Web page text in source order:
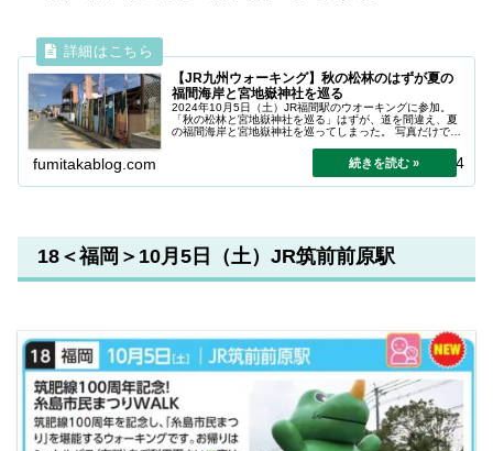
【JR九州ウォーキング】秋の松林のはずが夏の
福間海岸と宮地嶽神社を巡る
2024年10月5日（土）JR福間駅のウオーキングに参加。
「秋の松林と宮地嶽神社を巡る」はずが、道を間違え、夏
の福間海岸と宮地嶽神社を巡ってしまった。 写真だけでも
fumitakablog.com 2024.10.14
18＜福岡＞10月5日（土）JR筑前前原駅